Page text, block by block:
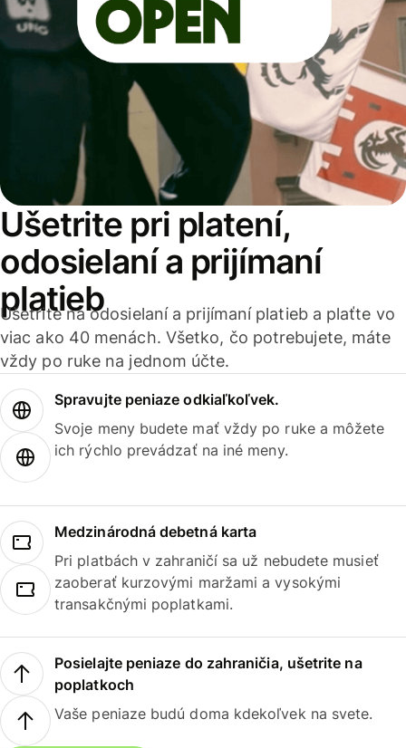
Ušetrite pri platení,
odosielaní a prijímaní
platieb
Ušetrite na odosielaní a prijímaní platieb a plaťte vo
viac ako 40 menách. Všetko, čo potrebujete, máte
vždy po ruke na jednom účte.
Spravujte peniaze odkiaľkoľvek.
Svoje meny budete mať vždy po ruke a môžete
ich rýchlo prevádzať na iné meny.
Medzinárodná debetná karta
Pri platbách v zahraničí sa už nebudete musieť
zaoberať kurzovými maržami a vysokými
transakčnými poplatkami.
Posielajte peniaze do zahraničia, ušetrite na
poplatkoch
Vaše peniaze budú doma kdekoľvek na svete.